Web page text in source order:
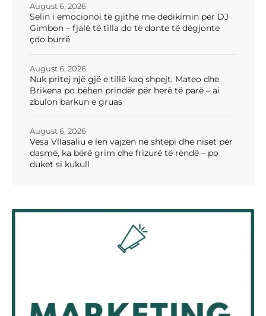
Selin i emocionoi të gjithë me dedikimin për DJ
Gimbon – fjalë të tilla do të donte të dëgjonte
çdo burrë
August 6, 2026
Nuk pritej një gjë e tillë kaq shpejt, Mateo dhe
Brikena po bëhen prindër për herë të parë – ai
zbulon barkun e gruas
August 6, 2026
Vesa Vllasaliu e len vajzën në shtëpi dhe niset për
dasmë, ka bërë grim dhe frizurë të rëndë – po
duket si kukull
August 6, 2026